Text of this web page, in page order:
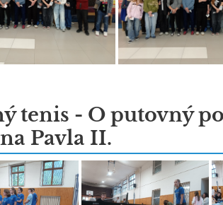
tenis - O putovný
Pavla II.